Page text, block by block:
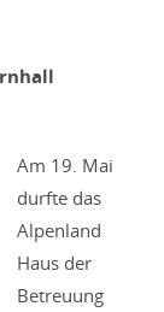
Am 19. Mai
durfte das
Alpenland
Haus der
Betreuung